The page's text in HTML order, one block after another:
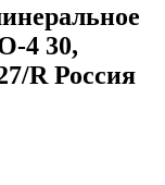
4 30,
R Россия